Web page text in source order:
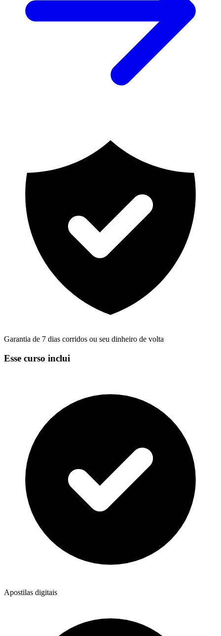
Garantia de 7 dias corridos ou seu dinheiro de volta
Esse curso inclui
Apostilas digitais